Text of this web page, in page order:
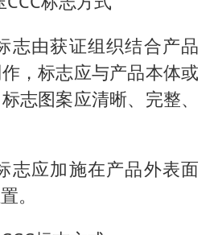
志由获证组织结合产品
，标志应与产品本体或
志图案应清晰、完整、
志应加施在产品外表面
。